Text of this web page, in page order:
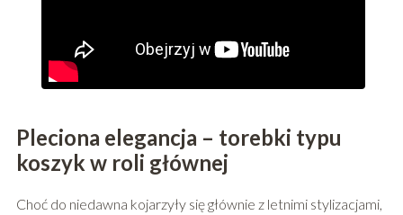
Pleciona elegancja – torebki typu
koszyk w roli głównej
Choć do niedawna kojarzyły się głównie z letnimi stylizacjami,